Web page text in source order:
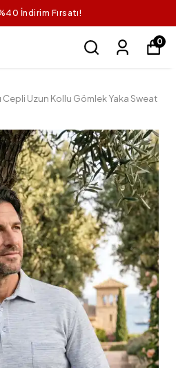
İndirim Fırsatı!
0
Cepli Uzun Kollu Gömlek Yaka Sweat